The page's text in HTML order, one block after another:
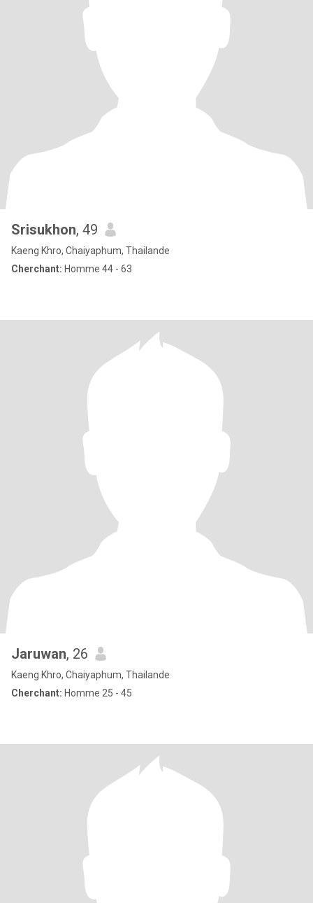
Srisukhon, 49
Kaeng Khro, Chaiyaphum, Thailande
Cherchant: Homme 44 - 63
Jaruwan, 26
Kaeng Khro, Chaiyaphum, Thailande
Cherchant: Homme 25 - 45